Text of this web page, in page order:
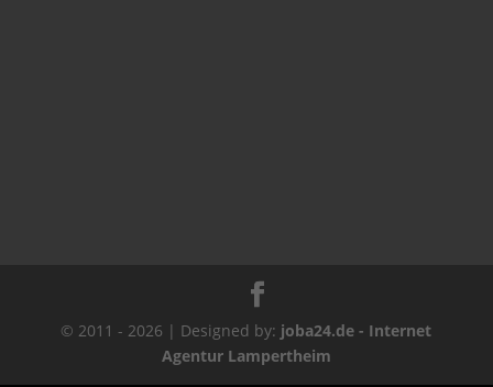
© 2011 - 2026 | Designed by: joba24.de - Internet
Agentur Lampertheim